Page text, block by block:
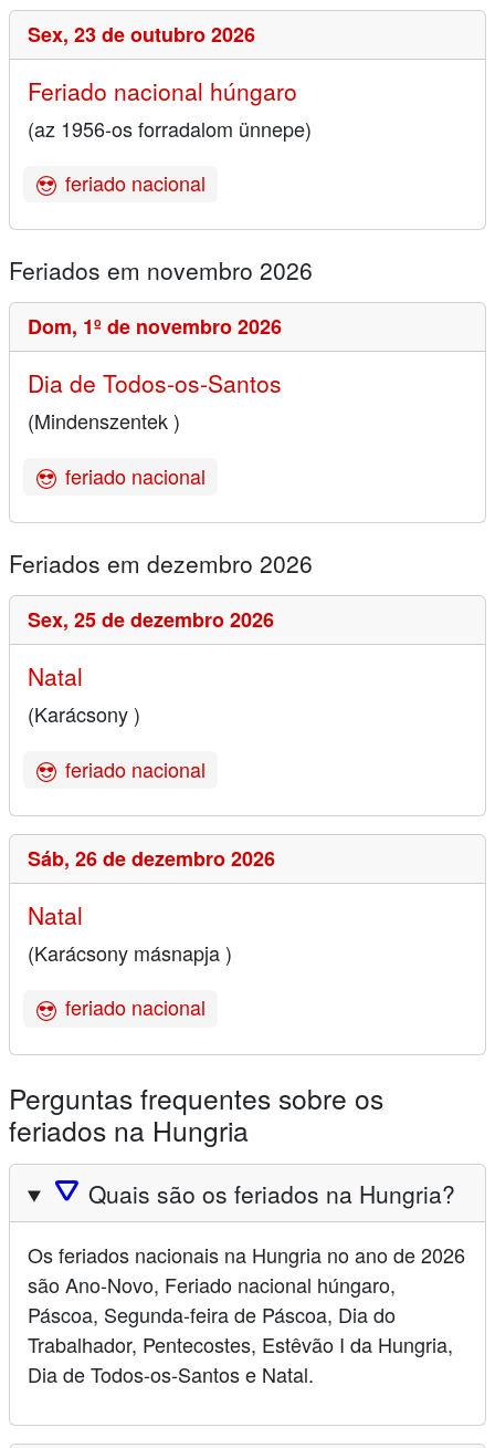
Sex, 23 de outubro 2026
Feriado nacional húngaro
(az 1956-os forradalom ünnepe)
feriado nacional
Feriados em novembro 2026
Dom, 1º de novembro 2026
Dia de Todos-os-Santos
(Mindenszentek )
feriado nacional
Feriados em dezembro 2026
Sex, 25 de dezembro 2026
Natal
(Karácsony )
feriado nacional
Sáb, 26 de dezembro 2026
Natal
(Karácsony másnapja )
feriado nacional
Perguntas frequentes sobre os
feriados na Hungria
🛆 Quais são os feriados na Hungria?
Os feriados nacionais na Hungria no ano de 2026
são Ano-Novo, Feriado nacional húngaro,
Páscoa, Segunda-feira de Páscoa, Dia do
Trabalhador, Pentecostes, Estêvão I da Hungria,
Dia de Todos-os-Santos e Natal.